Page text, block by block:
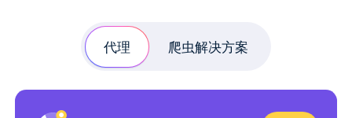
代理 爬虫解决方案